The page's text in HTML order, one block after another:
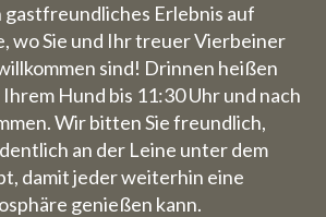
gastfreundliches Erlebnis auf
wo Sie und Ihr treuer Vierbeiner
sind! Drinnen heißen
Hund bis 11:30 Uhr und nach
Wir bitten Sie freundlich,
an der Leine unter dem
damit jeder weiterhin eine
genießen kann.